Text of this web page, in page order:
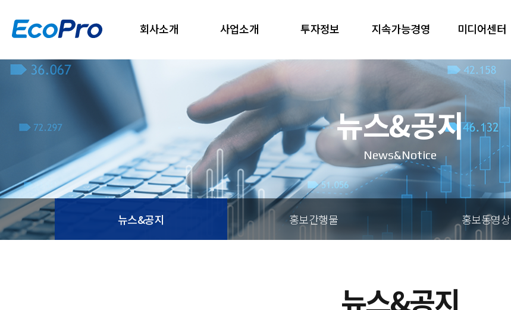
회사소개 사업소개 투자정보 지속가능경영 미디어센터
뉴스&공지
News&Notice
뉴스&공지 홍보간행물 홍보동영상
뉴스&공지